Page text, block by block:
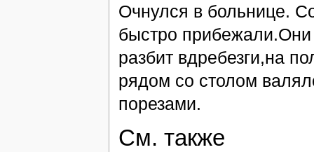
Очнулся в больнице.
быстро
разбит вдребезги,на
рядом со столом
порезами.
См. также